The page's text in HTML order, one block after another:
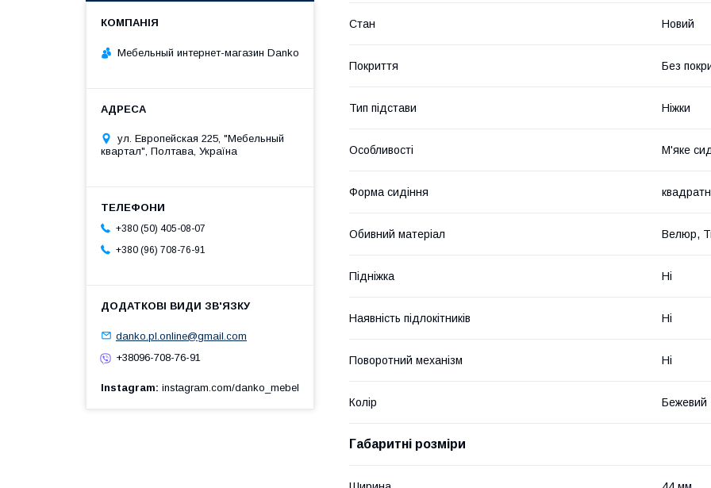
Стан Новий
Покриття Без
Тип підстави Ніжки
Особливості М'яке
Форма сидіння
Обивний матеріал Велюр,
Підніжка Ні
Наявність підлокітників Ні
Поворотний механізм Ні
Колір Бежевий
Габаритні розміри
Мебельный интернет-магазин Danko
ул. Европейская 225, "Мебельный
квартал", Полтава, Україна
+380 (50) 405-08-07
+380 (96) 708-76-91
danko.pl.online@gmail.com
+38096-708-76-91
Instagram instagram.com/danko_mebel